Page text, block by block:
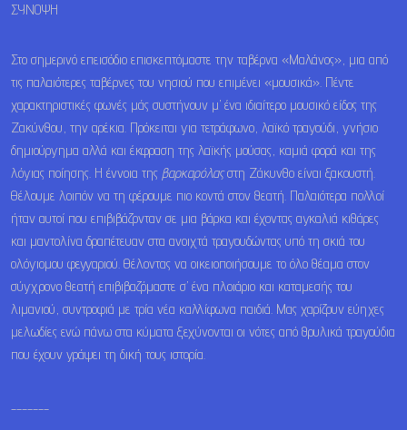
ΣΥΝΟΨΗ
Στο σημερινό επεισόδιο επισκεπτόμαστε την ταβέρνα «Μαλάνος», μια από
τις παλαιότερες ταβέρνες του νησιού που επιμένει «μουσικά». Πέντε
χαρακτηριστικές φωνές μάς συστήνουν μ’ ένα ιδιαίτερο μουσικό είδος της
Ζακύνθου, την αρέκια. Πρόκειται για τετράφωνο, λαϊκό τραγούδι, γνήσιο
δημιούργημα αλλά και έκφραση της λαϊκής μούσας, καμιά φορά και της
λόγιας ποίησης. Η έννοια της βαρκαρόλαςστη Ζάκυνθο είναι ξακουστή.
Θέλουμε λοιπόν να τη φέρουμε πιο κοντά στον θεατή. Παλαιότερα πολλοί
ήταν αυτοί που επιβιβάζονταν σε μια βάρκα και έχοντας αγκαλιά κιθάρες
και μαντολίνα δραπέτευαν στα ανοιχτά τραγουδώντας υπό τη σκιά του
ολόγιομου φεγγαριού. Θέλοντας να οικειοποιήσουμε το όλο θέαμα στον
σύγχρονο θεατή επιβιβαζόμαστε σ’ ένα πλοιάριο και καταμεσής του
λιμανιού, συντροφιά με τρία νέα καλλίφωνα παιδιά. Μας χαρίζουν εύηχες
μελωδίες ενώ πάνω στα κύματα ξεχύνονται οι νότες από θρυλικά τραγούδια
που έχουν γράψει τη δική τους ιστορία.